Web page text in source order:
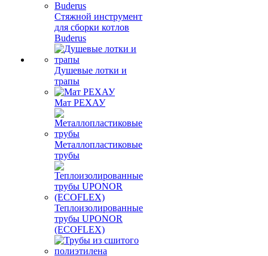
Стяжной инструмент
для сборки котлов
Buderus
Душевые лотки и
трапы
Мат РЕХАУ
Металлопластиковые
трубы
Теплоизолированные
трубы UPONOR
(ECOFLEX)